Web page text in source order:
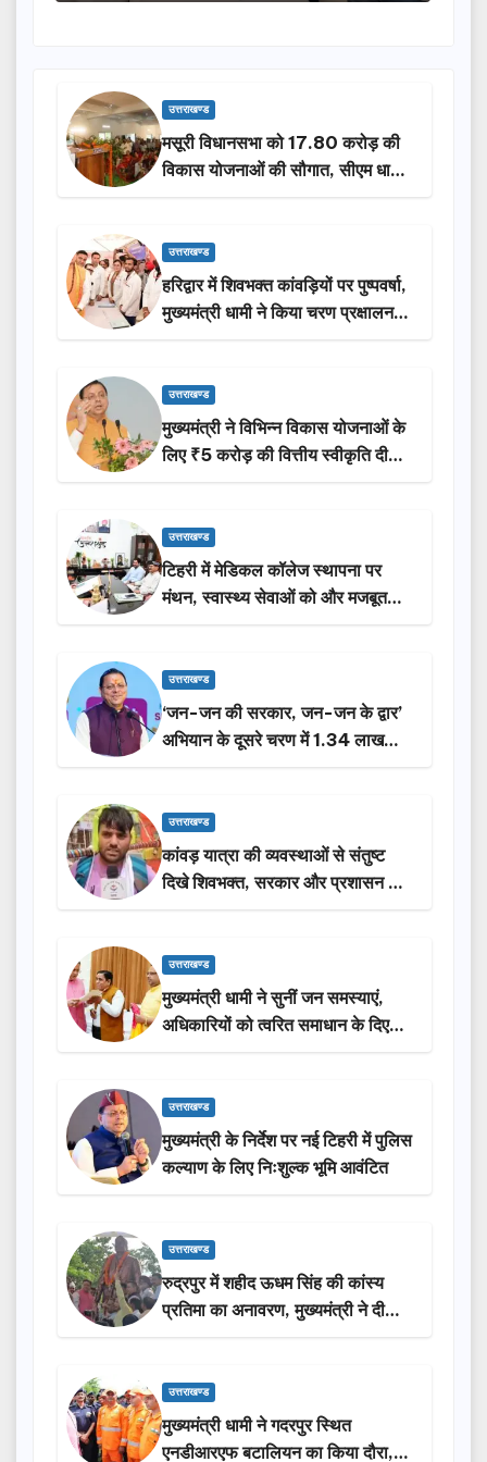
उत्तराखण्ड
मसूरी विधानसभा को 17.80 करोड़ की
विकास योजनाओं की सौगात, सीएम धामी
ने किया लोकार्पण-शिलान्यास.
उत्तराखण्ड
हरिद्वार में शिवभक्त कांवड़ियों पर पुष्पवर्षा,
मुख्यमंत्री धामी ने किया चरण प्रक्षालन…
उत्तराखण्ड
मुख्यमंत्री ने विभिन्न विकास योजनाओं के
लिए ₹5 करोड़ की वित्तीय स्वीकृति दी…
उत्तराखण्ड
टिहरी में मेडिकल कॉलेज स्थापना पर
मंथन, स्वास्थ्य सेवाओं को और मजबूत
करेगी सरकार: मुख्यमंत्री धामी…
उत्तराखण्ड
‘जन-जन की सरकार, जन-जन के द्वार’
अभियान के दूसरे चरण में 1.34 लाख
लोगों की भागीदारी…
उत्तराखण्ड
कांवड़ यात्रा की व्यवस्थाओं से संतुष्ट
दिखे शिवभक्त, सरकार और प्रशासन की
सराहना…
उत्तराखण्ड
मुख्यमंत्री धामी ने सुनीं जन समस्याएं,
अधिकारियों को त्वरित समाधान के दिए
निर्देश
उत्तराखण्ड
मुख्यमंत्री के निर्देश पर नई टिहरी में पुलिस
कल्याण के लिए निःशुल्क भूमि आवंटित
उत्तराखण्ड
रुद्रपुर में शहीद ऊधम सिंह की कांस्य
प्रतिमा का अनावरण, मुख्यमंत्री ने दी
₹3.85 करोड़ की विकास परियोजनाओं
उत्तराखण्ड
मुख्यमंत्री धामी ने गदरपुर स्थित
एनडीआरएफ बटालियन का किया दौरा,